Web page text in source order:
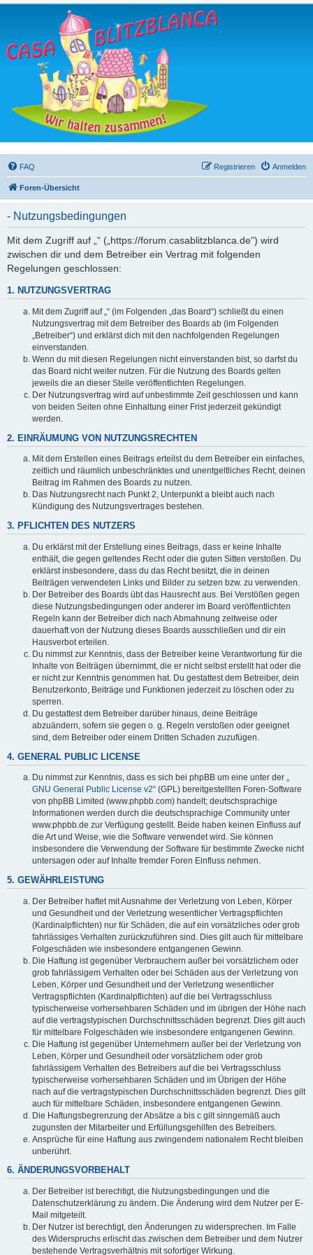
FAQ Anmelden
Registrieren
Foren-Übersicht
- Nutzungsbedingungen
Mit dem Zugriff auf „“ („https://forum.casablitzblanca.de“) wird
zwischen dir und dem Betreiber ein Vertrag mit folgenden
Regelungen geschlossen:
1. NUTZUNGSVERTRAG
Mit dem Zugriff auf „“ (im Folgenden „das Board“) schließt du einen
Nutzungsvertrag mit dem Betreiber des Boards ab (im Folgenden
„Betreiber“) und erklärst dich mit den nachfolgenden Regelungen
einverstanden.
Wenn du mit diesen Regelungen nicht einverstanden bist, so darfst du
das Board nicht weiter nutzen. Für die Nutzung des Boards gelten
jeweils die an dieser Stelle veröffentlichten Regelungen.
Der Nutzungsvertrag wird auf unbestimmte Zeit geschlossen und kann
von beiden Seiten ohne Einhaltung einer Frist jederzeit gekündigt
werden.
2. EINRÄUMUNG VON NUTZUNGSRECHTEN
Mit dem Erstellen eines Beitrags erteilst du dem Betreiber ein einfaches,
zeitlich und räumlich unbeschränktes und unentgeltliches Recht, deinen
Beitrag im Rahmen des Boards zu nutzen.
Das Nutzungsrecht nach Punkt 2, Unterpunkt a bleibt auch nach
Kündigung des Nutzungsvertrages bestehen.
3. PFLICHTEN DES NUTZERS
Du erklärst mit der Erstellung eines Beitrags, dass er keine Inhalte
enthält, die gegen geltendes Recht oder die guten Sitten verstoßen. Du
erklärst insbesondere, dass du das Recht besitzt, die in deinen
Beiträgen verwendeten Links und Bilder zu setzen bzw. zu verwenden.
Der Betreiber des Boards übt das Hausrecht aus. Bei Verstößen gegen
diese Nutzungsbedingungen oder anderer im Board veröffentlichten
Regeln kann der Betreiber dich nach Abmahnung zeitweise oder
dauerhaft von der Nutzung dieses Boards ausschließen und dir ein
Hausverbot erteilen.
Du nimmst zur Kenntnis, dass der Betreiber keine Verantwortung für die
Inhalte von Beiträgen übernimmt, die er nicht selbst erstellt hat oder die
er nicht zur Kenntnis genommen hat. Du gestattest dem Betreiber, dein
Benutzerkonto, Beiträge und Funktionen jederzeit zu löschen oder zu
sperren.
Du gestattest dem Betreiber darüber hinaus, deine Beiträge
abzuändern, sofern sie gegen o. g. Regeln verstoßen oder geeignet
sind, dem Betreiber oder einem Dritten Schaden zuzufügen.
4. GENERAL PUBLIC LICENSE
Du nimmst zur Kenntnis, dass es sich bei phpBB um eine unter der „
GNU General Public License v2“ (GPL) bereitgestellten Foren-Software
von phpBB Limited (www.phpbb.com) handelt; deutschsprachige
Informationen werden durch die deutschsprachige Community unter
www.phpbb.de zur Verfügung gestellt. Beide haben keinen Einfluss auf
die Art und Weise, wie die Software verwendet wird. Sie können
insbesondere die Verwendung der Software für bestimmte Zwecke nicht
untersagen oder auf Inhalte fremder Foren Einfluss nehmen.
5. GEWÄHRLEISTUNG
Der Betreiber haftet mit Ausnahme der Verletzung von Leben, Körper
und Gesundheit und der Verletzung wesentlicher Vertragspflichten
(Kardinalpflichten) nur für Schäden, die auf ein vorsätzliches oder grob
fahrlässiges Verhalten zurückzuführen sind. Dies gilt auch für mittelbare
Folgeschäden wie insbesondere entgangenen Gewinn.
Die Haftung ist gegenüber Verbrauchern außer bei vorsätzlichem oder
grob fahrlässigem Verhalten oder bei Schäden aus der Verletzung von
Leben, Körper und Gesundheit und der Verletzung wesentlicher
Vertragspflichten (Kardinalpflichten) auf die bei Vertragsschluss
typischerweise vorhersehbaren Schäden und im übrigen der Höhe nach
auf die vertragstypischen Durchschnittsschäden begrenzt. Dies gilt auch
für mittelbare Folgeschäden wie insbesondere entgangenen Gewinn.
Die Haftung ist gegenüber Unternehmern außer bei der Verletzung von
Leben, Körper und Gesundheit oder vorsätzlichem oder grob
fahrlässigem Verhalten des Betreibers auf die bei Vertragsschluss
typischerweise vorhersehbaren Schäden und im Übrigen der Höhe
nach auf die vertragstypischen Durchschnittsschäden begrenzt. Dies gilt
auch für mittelbare Schäden, insbesondere entgangenen Gewinn.
Die Haftungsbegrenzung der Absätze a bis c gilt sinngemäß auch
zugunsten der Mitarbeiter und Erfüllungsgehilfen des Betreibers.
Ansprüche für eine Haftung aus zwingendem nationalem Recht bleiben
unberührt.
6. ÄNDERUNGSVORBEHALT
Der Betreiber ist berechtigt, die Nutzungsbedingungen und die
Datenschutzerklärung zu ändern. Die Änderung wird dem Nutzer per E-
Mail mitgeteilt.
Der Nutzer ist berechtigt, den Änderungen zu widersprechen. Im Falle
des Widerspruchs erlischt das zwischen dem Betreiber und dem Nutzer
bestehende Vertragsverhältnis mit sofortiger Wirkung.